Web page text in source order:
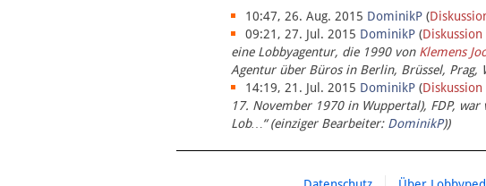
10:47, 26. Aug. 2015 DominikP (
09:21, 27. Jul. 2015 DominikP (Diskussion
eine Lobbyagentur, die 1990 von Klemens
Agentur über Büros in Berlin, Brüssel, Prag,
14:19, 21. Jul. 2015 DominikP (Diskussion
17. November 1970 in Wuppertal), FDP,
Lob…“ (einziger Bearbeiter: DominikP))